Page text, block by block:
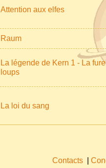
Attention aux elfes
Raum
La légende de Kern 1 - La
loups
La loi du sang
Contacts |